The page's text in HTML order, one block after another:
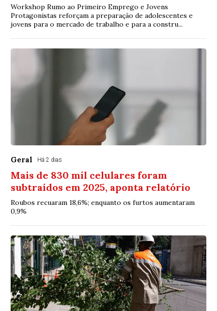
Workshop Rumo ao Primeiro Emprego e Jovens
Protagonistas reforçam a preparação de adolescentes e
jovens para o mercado de trabalho e para a constru...
Geral Há 2 dias
Mais de 830 mil celulares foram
subtraídos em 2025, aponta relatório
Roubos recuaram 18,6%; enquanto os furtos aumentaram
0,9%